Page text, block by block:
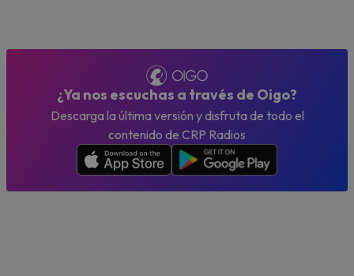
¿Ya nos escuchas a través de Oigo?
Descarga la última versión y disfruta de todo el
contenido de CRP Radios